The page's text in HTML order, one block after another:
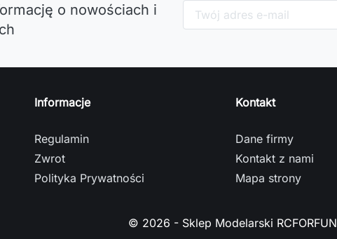
o nowościach i
Informacje
Regulamin
Zwrot
Polityka Prywatności
Kontakt
Dane firmy
Kontakt z nami
Mapa strony
© 2026 - Sklep Modelarski RCFORFUN